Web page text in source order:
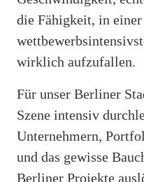
die Fähigkeit, in einer
wirklich aufzufallen.
Für unser Berliner
Szene intensiv
Unternehmern,
und das gewisse
Berliner Projekte